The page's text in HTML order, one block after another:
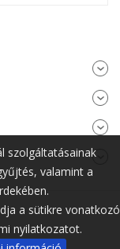
szolgáltatásainak
valamint a
a sütikre vonatkozó
nyilatkozatot.